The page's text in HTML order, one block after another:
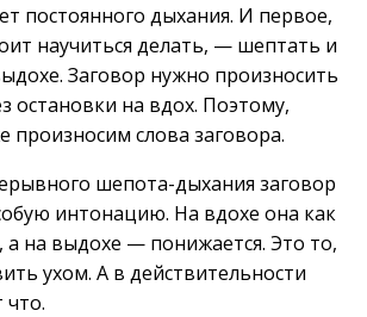
постоянного дыхания. И первое,
научиться делать, — шептать и
Заговор нужно произносить
остановки на вдох. Поэтому,
произносим слова заговора.
шепота-дыхания заговор
интонацию. На вдохе она как
на выдохе — понижается. Это то,
ухом. А в действительности
что.